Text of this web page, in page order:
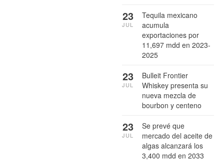
Tequila mexicano
acumula
exportaciones por
11,697 mdd en 2023-
2025
23
JUL
Bulleit Frontier
Whiskey presenta su
nueva mezcla de
bourbon y centeno
23
JUL
Se prevé que
mercado del aceite de
algas alcanzará los
3,400 mdd en 2033
23
JUL